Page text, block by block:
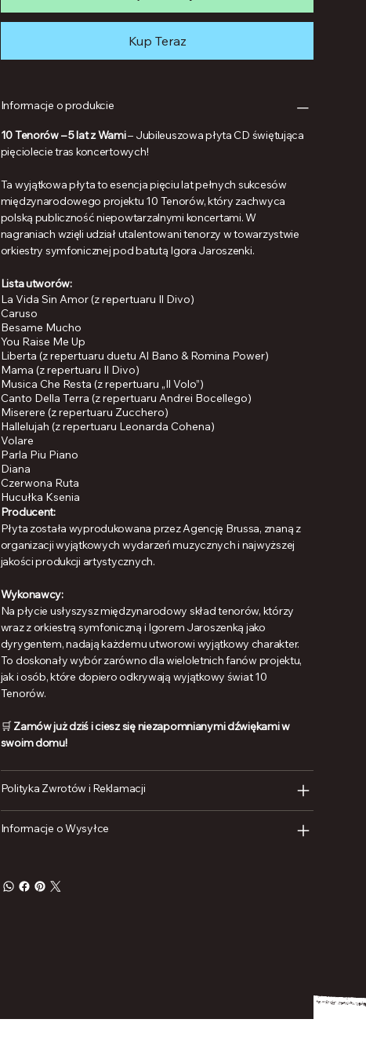
Kup Teraz
Informacje o produkcie
10 Tenorów – 5 lat z Wami– Jubileuszowa płyta CD świętująca
pięciolecie tras koncertowych!
Ta wyjątkowa płyta to esencja pięciu lat pełnych sukcesów
międzynarodowego projektu 10 Tenorów, który zachwyca
polską publiczność niepowtarzalnymi koncertami. W
nagraniach wzięli udział utalentowani tenorzy w towarzystwie
orkiestry symfonicznej pod batutą Igora Jaroszenki.
Lista utworów:
La Vida Sin Amor (z repertuaru Il Divo)
Caruso
Besame Mucho
You Raise Me Up
Liberta (z repertuaru duetu Al Bano & Romina Power)
Mama (z repertuaru Il Divo)
Musica Che Resta (z repertuaru „Il Volo”)
Canto Della Terra (z repertuaru Andrei Bocellego)
Miserere (z repertuaru Zucchero)
Hallelujah (z repertuaru Leonarda Cohena)
Volare
Parla Piu Piano
Diana
Czerwona Ruta
Hucułka Ksenia
Producent:
Płyta została wyprodukowana przez Agencję Brussa, znaną z
organizacji wyjątkowych wydarzeń muzycznych i najwyższej
jakości produkcji artystycznych.
Wykonawcy:
Na płycie usłyszysz międzynarodowy skład tenorów, którzy
wraz z orkiestrą symfoniczną i Igorem Jaroszenką jako
dyrygentem, nadają każdemu utworowi wyjątkowy charakter.
To doskonały wybór zarówno dla wieloletnich fanów projektu,
jak i osób, które dopiero odkrywają wyjątkowy świat 10
Tenorów.
🛒 Zamów już dziś i ciesz się niezapomnianymi dźwiękami w
swoim domu!
Polityka Zwrotów i Reklamacji
Informacje o Wysyłce